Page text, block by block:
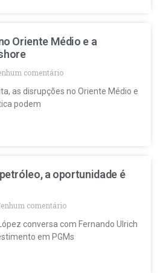
Oriente Médio e a
comentário
as disrupções no Oriente Médio e
podem
a oportunidade é
comentário
conversa com Fernando Ulrich
em PGMs